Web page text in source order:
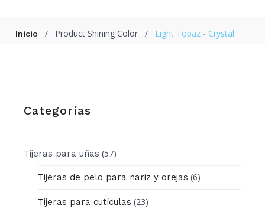
Inicio / Product Shining Color / Light Topaz - Crystal
Categorías
Tijeras para uñas (57)
Tijeras de pelo para nariz y orejas (6)
Tijeras para cutículas (23)